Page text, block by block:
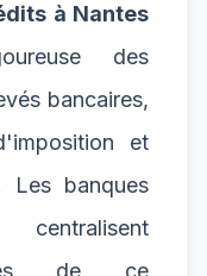
à Nantes
des
bancaires,
et
Les banques
centralisent
de ce